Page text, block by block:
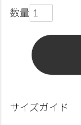
サイズガイド